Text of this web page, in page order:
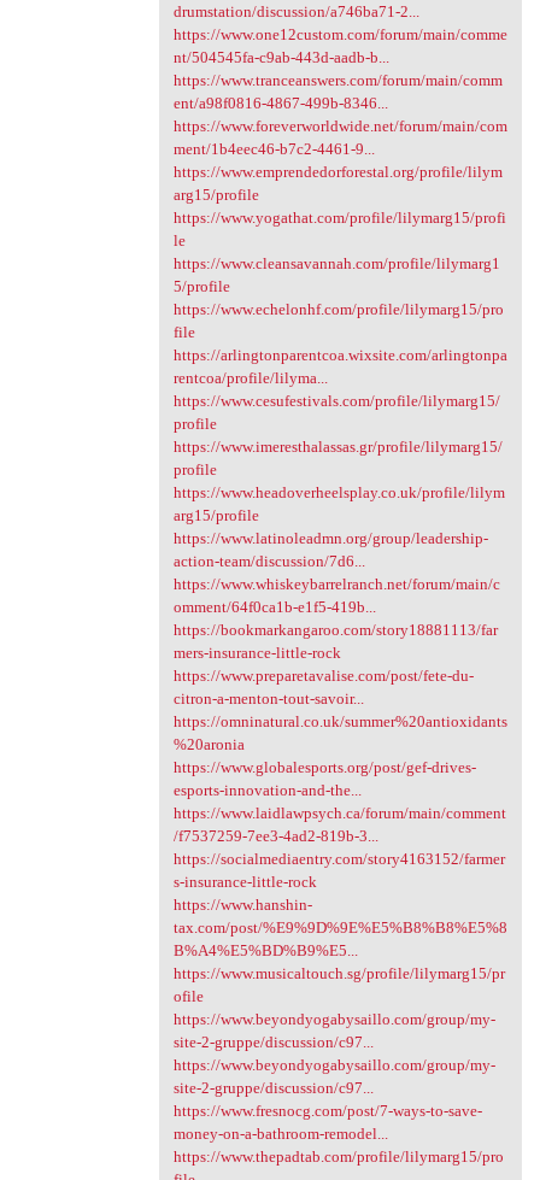
drumstation/discussion/a746ba71-2...
https://www.one12custom.com/forum/main/comme
nt/504545fa-c9ab-443d-aadb-b...
https://www.tranceanswers.com/forum/main/comm
ent/a98f0816-4867-499b-8346...
https://www.foreverworldwide.net/forum/main/com
ment/1b4eec46-b7c2-4461-9...
https://www.emprendedorforestal.org/profile/lilym
arg15/profile
https://www.yogathat.com/profile/lilymarg15/profi
le
https://www.cleansavannah.com/profile/lilymarg1
5/profile
https://www.echelonhf.com/profile/lilymarg15/pro
file
https://arlingtonparentcoa.wixsite.com/arlingtonpa
rentcoa/profile/lilyma...
https://www.cesufestivals.com/profile/lilymarg15/
profile
https://www.imeresthalassas.gr/profile/lilymarg15/
profile
https://www.headoverheelsplay.co.uk/profile/lilym
arg15/profile
https://www.latinoleadmn.org/group/leadership-
action-team/discussion/7d6...
https://www.whiskeybarrelranch.net/forum/main/c
omment/64f0ca1b-e1f5-419b...
https://bookmarkangaroo.com/story18881113/far
mers-insurance-little-rock
https://www.preparetavalise.com/post/fete-du-
citron-a-menton-tout-savoir...
https://omninatural.co.uk/summer%20antioxidants
%20aronia
https://www.globalesports.org/post/gef-drives-
esports-innovation-and-the...
https://www.laidlawpsych.ca/forum/main/comment
/f7537259-7ee3-4ad2-819b-3...
https://socialmediaentry.com/story4163152/farmer
s-insurance-little-rock
https://www.hanshin-
tax.com/post/%E9%9D%9E%E5%B8%B8%E5%8
B%A4%E5%BD%B9%E5...
https://www.musicaltouch.sg/profile/lilymarg15/pr
ofile
https://www.beyondyogabysaillo.com/group/my-
site-2-gruppe/discussion/c97...
https://www.beyondyogabysaillo.com/group/my-
site-2-gruppe/discussion/c97...
https://www.fresnocg.com/post/7-ways-to-save-
money-on-a-bathroom-remodel...
https://www.thepadtab.com/profile/lilymarg15/pro